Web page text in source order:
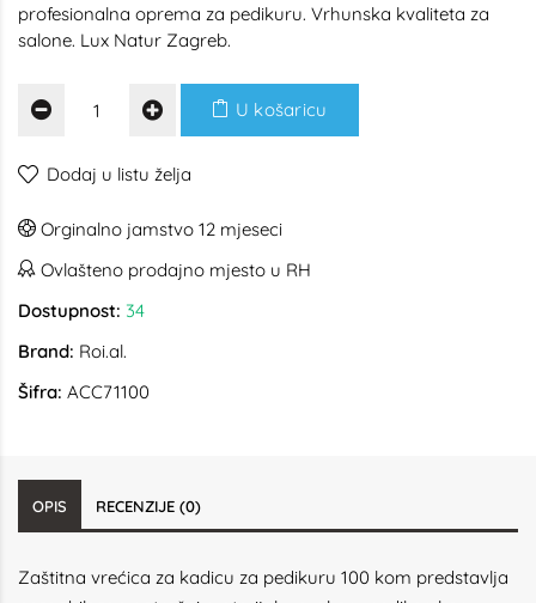
profesionalna oprema za pedikuru. Vrhunska kvaliteta za
salone. Lux Natur Zagreb.
U košaricu
Dodaj u listu želja
Orginalno jamstvo 12 mjeseci
Ovlašteno prodajno mjesto u RH
Dostupnost: 34
Brand: Roi.al.
Šifra: ACC71100
OPIS RECENZIJE (0)
Zaštitna vrećica za kadicu za pedikuru 100 kom predstavlja